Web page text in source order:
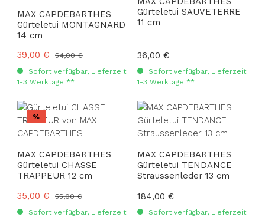
MAX CAPDEBARTHES
Gürteletui MONTAGNARD
14 cm
Verkaufspreis:
39,00 € Regulärer Preis:
54,00 €
Sofort verfügbar, Lieferzeit:
1-3 Werktage **
Gürteletui SAUVETERRE
11 cm
Regulärer Preis:
36,00 €
Sofort verfügbar, Lieferzeit:
1-3 Werktage **
Rabatt
%
MAX CAPDEBARTHES
Gürteletui CHASSE
TRAPPEUR 12 cm
Verkaufspreis:
35,00 € Regulärer Preis:
55,00 €
Sofort verfügbar, Lieferzeit:
MAX CAPDEBARTHES
Gürteletui TENDANCE
Straussenleder 13 cm
Regulärer Preis:
184,00 €
Sofort verfügbar, Lieferzeit: